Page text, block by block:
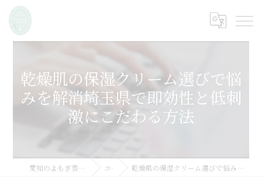
乾燥肌の保湿クリーム選びで悩
みを解消埼玉県で即効性と低刺
激にこだわる方法
愛知のよもぎ蒸しならMarine SSOOK コラム 乾燥肌の保湿クリーム選びで悩みを解消埼玉県で即効性と低刺激にこだわる方法